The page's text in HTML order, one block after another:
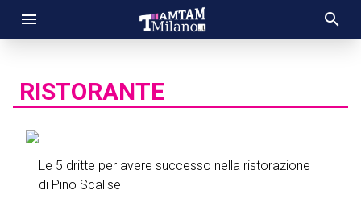
RISTORANTE
Le 5 dritte per avere successo nella ristorazione
di Pino Scalise